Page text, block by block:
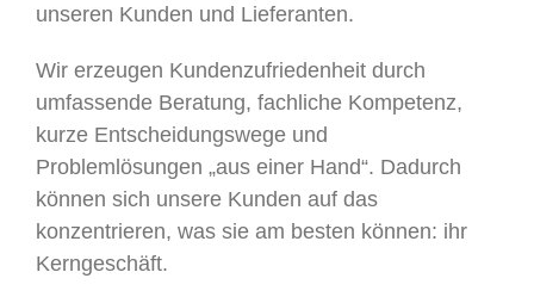
unseren Kunden und Lieferanten.
Wir erzeugen Kundenzufriedenheit durch
umfassende Beratung, fachliche Kompetenz,
kurze Entscheidungswege und
Problemlösungen „aus einer Hand“. Dadurch
können sich unsere Kunden auf das
konzentrieren, was sie am besten können: ihr
Kerngeschäft.